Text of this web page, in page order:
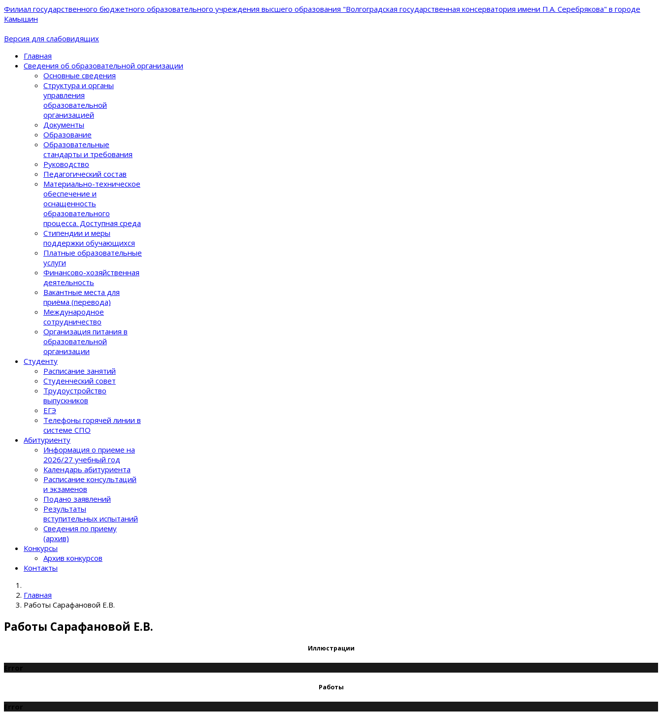
Филиал государственного бюджетного образовательного учреждения высшего образования "Волгоградская государственная консерватория имени П.А. Серебрякова" в городе
Камышин
Версия для слабовидящих
Главная
Сведения об образовательной организации
Основные сведения
Структура и органы
управления
образовательной
организацией
Документы
Образование
Образовательные
стандарты и требования
Руководство
Педагогический состав
Материально-техническое
обеспечение и
оснащенность
образовательного
процеcса. Доступная среда
Стипендии и меры
поддержки обучающихся
Платные образовательные
услуги
Финансово-хозяйственная
деятельность
Вакантные места для
приёма (перевода)
Международное
сотрудничество
Организация питания в
образовательной
организации
Студенту
Расписание занятий
Студенческий совет
Трудоустройство
выпускников
ЕГЭ
Телефоны горячей линии в
системе СПО
Абитуриенту
Информация о приеме на
2026/27 учебный год
Календарь абитуриента
Расписание консультаций
и экзаменов
Подано заявлений
Результаты
вступительных испытаний
Сведения по приему
(архив)
Конкурсы
Архив конкурсов
Контакты
Главная
Работы Сарафановой Е.В.
Работы Сарафановой Е.В.
Иллюстрации
Error
Работы
Error